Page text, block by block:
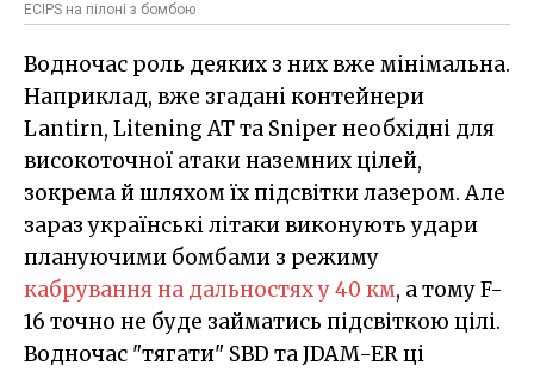
ECIPS на пілоні з бомбою
Водночас роль деяких з них вже мінімальна.
Наприклад, вже згадані контейнери
Lantirn, Litening AT та Sniper необхідні для
високоточної атаки наземних цілей,
зокрема й шляхом їх підсвітки лазером. Але
зараз українські літаки виконують удари
плануючими бомбами з режиму
кабрування на дальностях у 40 км, а тому F-
16 точно не буде займатись підсвіткою цілі.
Водночас "тягати" SBD та JDAM-ER ці